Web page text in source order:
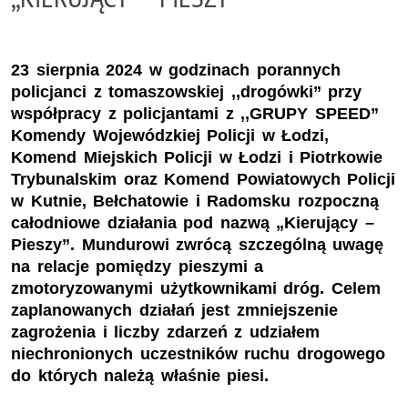
23 sierpnia 2024 w godzinach porannych
policjanci z tomaszowskiej ,,drogówki” przy
współpracy z policjantami z ,,GRUPY SPEED”
Komendy Wojewódzkiej Policji w Łodzi,
Komend Miejskich Policji w Łodzi i Piotrkowie
Trybunalskim oraz Komend Powiatowych Policji
w Kutnie, Bełchatowie i Radomsku rozpoczną
całodniowe działania pod nazwą „Kierujący –
Pieszy”. Mundurowi zwrócą szczególną uwagę
na relacje pomiędzy pieszymi a
zmotoryzowanymi użytkownikami dróg. Celem
zaplanowanych działań jest zmniejszenie
zagrożenia i liczby zdarzeń z udziałem
niechronionych uczestników ruchu drogowego
do których należą właśnie piesi.